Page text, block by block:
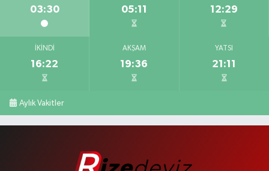
03:30 05:11 12:29
İKINDI
16:22
AKŞAM
19:36
YATSI
21:11
Aylık Vakitler